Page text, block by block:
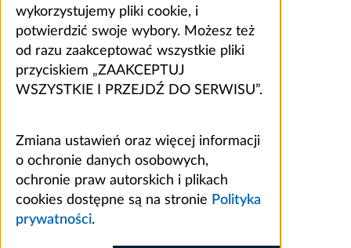
wykorzystujemy pliki cookie, i
potwierdzić swoje wybory. Możesz też
od razu zaakceptować wszystkie pliki
przyciskiem „ZAAKCEPTUJ
WSZYSTKIE I PRZEJDŹ DO SERWISU”.
Zmiana ustawień oraz więcej informacji
o ochronie danych osobowych,
ochronie praw autorskich i plikach
cookies dostępne są na stronie Polityka
prywatności.